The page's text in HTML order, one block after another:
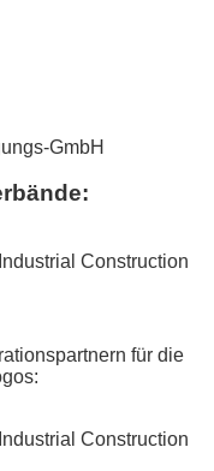
GmbH
Construction
für die
Construction